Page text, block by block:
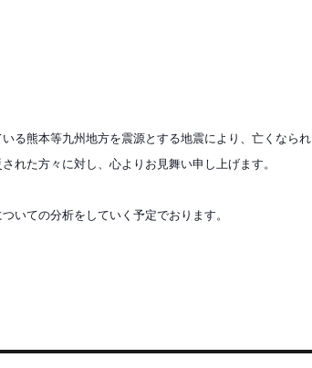
る熊本等九州地方を震源とする地震により、亡くなられ
れた方々に対し、心よりお見舞い申し上げます。
いての分析をしていく予定でおります。